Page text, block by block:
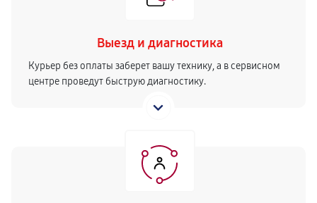
Выезд и диагностика
Курьер без оплаты заберет вашу технику, а в сервисном
центре проведут быструю диагностику.